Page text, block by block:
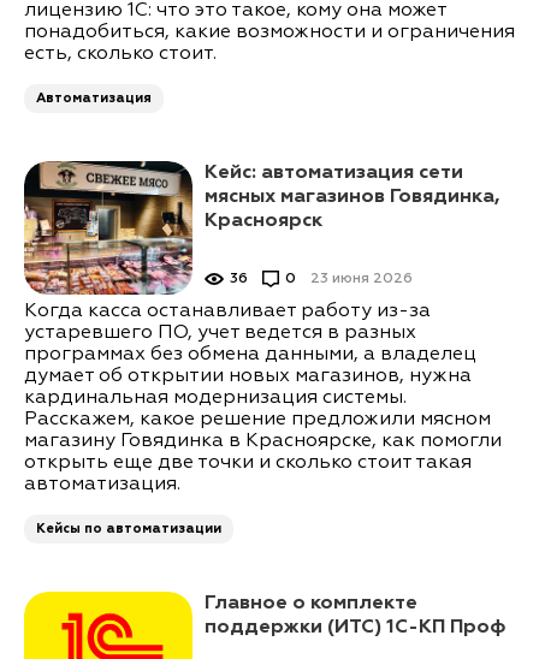
лицензию 1С: что это такое, кому она может
понадобиться, какие возможности и ограничения
есть, сколько стоит.
Автоматизация
Кейс: автоматизация сети
мясных магазинов Говядинка,
Красноярск
23 июня 2026
36 0
Когда касса останавливает работу из-за
устаревшего ПО, учет ведется в разных
программах без обмена данными, а владелец
думает об открытии новых магазинов, нужна
кардинальная модернизация системы.
Расскажем, какое решение предложили мясном
магазину Говядинка в Красноярске, как помогли
открыть еще две точки и сколько стоит такая
автоматизация.
Кейсы по автоматизации
Главное о комплекте
поддержки (ИТС) 1С-КП Проф